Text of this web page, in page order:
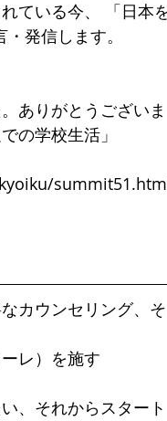
ている今、 「日本
発信します。
ありがとうございま
の学校生活」
カウンセリング、
レ）を施す
、それからスター